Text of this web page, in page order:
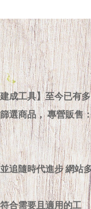
成工具】至今已有多
選商品， 專營販售
追隨時代進步 網站
合需要且適用的工